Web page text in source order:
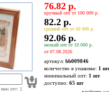
мин опт: 1
76.82 р.
крупный опт от 100 000 р.
82.2 р.
средний опт от 50 000 р.
92.06 р.
мелкий опт от 10 000 р.
от 07.08.2026
артикул: bb009846
количество в упаковке: 1 шт
минимальный опт: 1 шт
доступно: 65 шт